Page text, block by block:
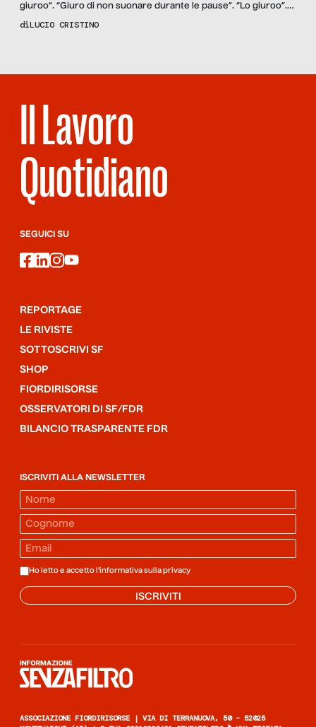
giuroo”. “Giuro di non suonare durante le pause”. “Lo giuroo”.
“Giuro di andare sempre a tempo, insieme alle luci verdi e
diLUCIO CRISTINO
Il Lavoro
Quotidiano
SEGUICI SU
facebook
linkedin
instagram
youtube
REPORTAGE
LE RIVISTE
SOTTOSCRIVI SF
SHOP
FIORDIRISORSE
OSSERVATORI DI SF/FDR
BILANCIO TRASPARENTE FDR
ISCRIVITI ALLA NEWSLETTER
Ho letto e accetto l'informativa sulla privacy
ISCRIVITI
ASSOCIAZIONE FIORDIRISORSE | VIA DI TERRANUOVA, 50 - 52025